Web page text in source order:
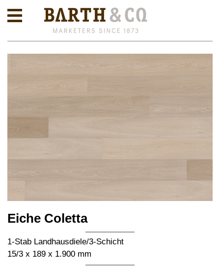
Eiche Coletta
1-Stab Landhausdiele/3-Schicht
15/3 x 189 x 1.900 mm